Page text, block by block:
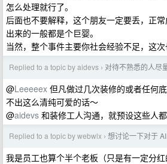
怎么处理就行了。
后面也不要解释，这个朋友一定要丢，正
出来的一般都是个巨婴。
当然，整个事件主要你社会经验不足，这次
Replied to a topic by aidevs › 对待不熟悉的人尽
@Leeeeex 但凡做过几次装修的或者任何
不出这么清纯可爱的话～
@aidevs 和装修工人沟通，就预设这些人
Replied to a topic by webwlx › 想讨论一下对于
我是员工也算个半个老板（只是有一定分